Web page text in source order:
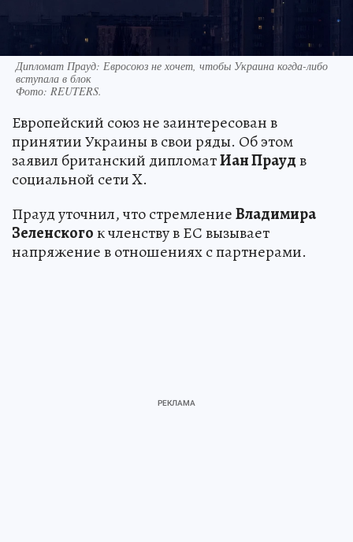
Дипломат Прауд: Евросоюз не хочет, чтобы Украина когда-либо
вступала в блок
Фото: REUTERS.
Европейский союз не заинтересован в
принятии Украины в свои ряды. Об этом
заявил британский дипломатИан Праудв
социальной сети X.
Прауд уточнил, что стремлениеВладимира
Зеленскогок членству в ЕС вызывает
напряжение в отношениях с партнерами.